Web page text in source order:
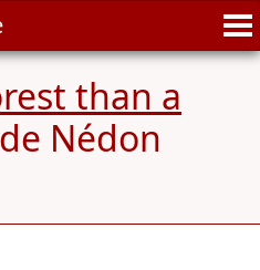
than a
Nédon